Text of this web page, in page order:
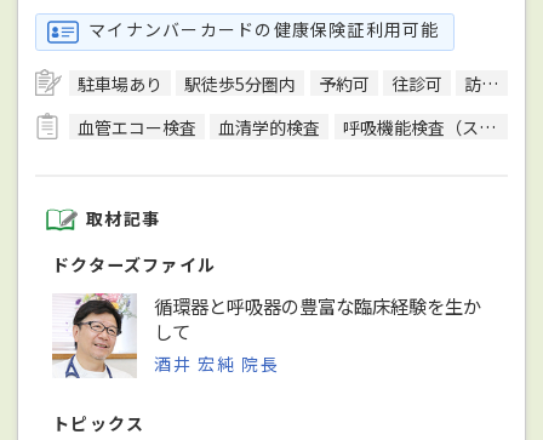
マイナンバーカードの健康保険証利用可能
駐車場あり 駅徒歩5分圏内 予約可 往診可
訪問診療可
血管エコー検査
血清学的検査 呼吸機能検査（スパイロメトリー）
取材記事
ドクターズファイル
循環器と呼吸器の豊富な臨床経験を生か
して
酒井 宏純 院長
トピックス